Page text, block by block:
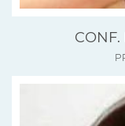
CONF.